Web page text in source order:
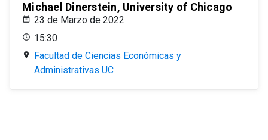
Michael Dinerstein, University of Chicago
23 de Marzo de 2022
15:30
Facultad de Ciencias Económicas y
Administrativas UC